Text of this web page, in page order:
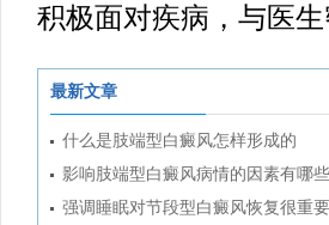
积极面对疾病，与医
最新文章
什么是肢端型白癜风怎样形成的
影响肢端型白癜风病情的因素有哪些
强调睡眠对节段型白癜风恢复很重要